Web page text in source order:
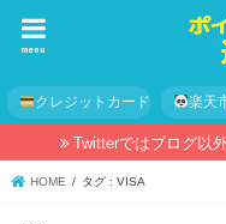
menu
クレジットカード 楽天
Twitterではブログ以
HOME タグ : VISA